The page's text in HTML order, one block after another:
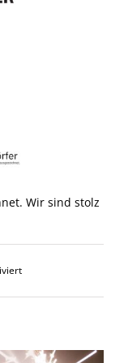
Wir sind stolz
für
im